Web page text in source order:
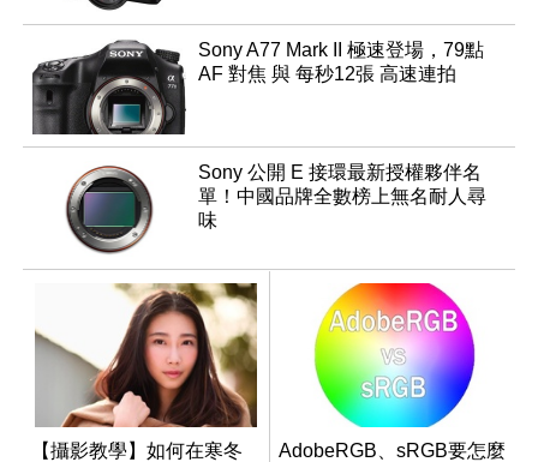
Sony A77 Mark II 極速登場，79點
AF 對焦 與 每秒12張 高速連拍
Sony 公開 E 接環最新授權夥伴名
單！中國品牌全數榜上無名耐人尋
味
【攝影教學】如何在寒冬
AdobeRGB、sRGB要怎麼